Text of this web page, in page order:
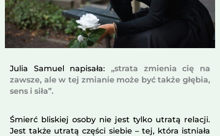
Julia Samuel napisała: „strata zmienia cię na
zawsze, ale w tej zmianie może być także głębia,
sens i siła”.
Śmierć bliskiej osoby nie jest tylko utratą relacji.
Jest także utratą części siebie – tej, która istniała